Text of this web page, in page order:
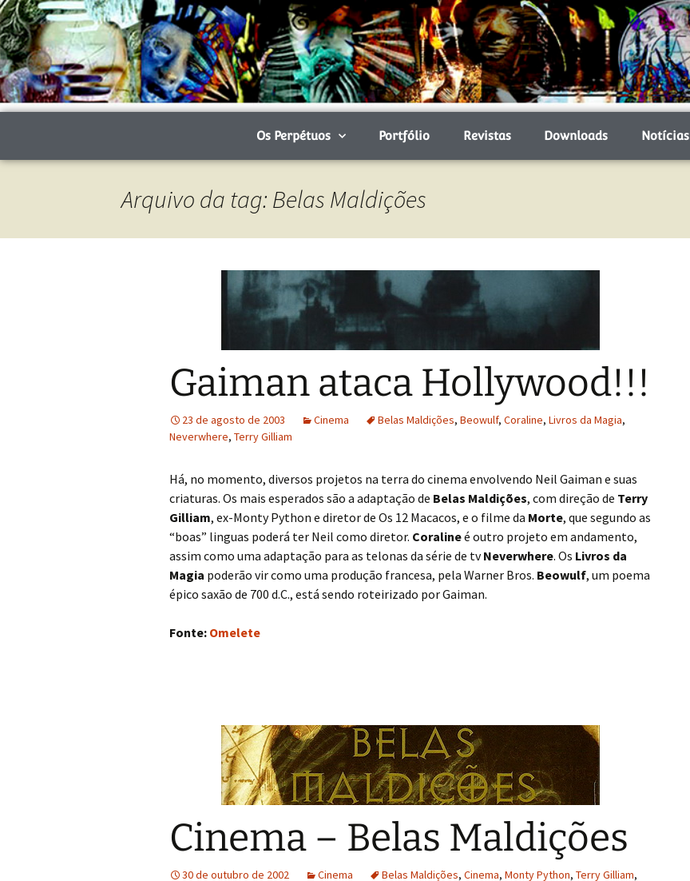
Os Perpétuos Portfólio Revistas Downloads Notícias
Arquivo da tag: Belas Maldições
Gaiman ataca Hollywood!!!
23 de agosto de 2003 Cinema Belas Maldições, Beowulf, Coraline, Livros da Magia,
Neverwhere, Terry Gilliam
Há, no momento, diversos projetos na terra do cinema envolvendo Neil Gaiman e suas
criaturas. Os mais esperados são a adaptação de Belas Maldições, com direção de Terry
Gilliam, ex-Monty Python e diretor de Os 12 Macacos, e o filme da Morte, que segundo as
“boas” linguas poderá ter Neil como diretor. Coralineé outro projeto em andamento,
assim como uma adaptação para as telonas da série de tvNeverwhere. Os Livros da
Magia poderão vir como uma produção francesa, pela Warner Bros. Beowulf, um poema
épico saxão de 700 d.C., está sendo roteirizado por Gaiman.
Fonte: Omelete
Cinema – Belas Maldições
30 de outubro de 2002 Cinema Belas Maldições, Cinema, Monty Python, Terry Gilliam,